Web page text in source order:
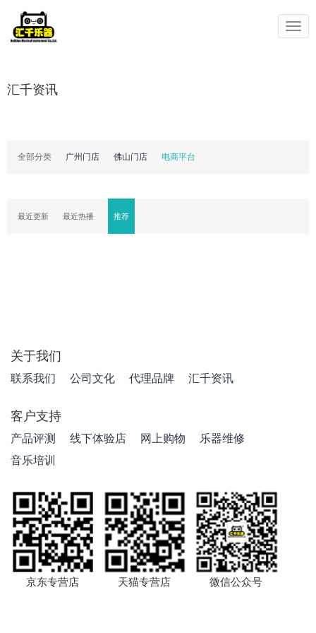
Toggle
汇千资讯
全部分类 广州门店 佛山门店 电商平台
最近更新 最近热播 推荐
关于我们
联系我们 公司文化 代理品牌 汇千资讯
客户支持
产品评测 线下体验店 网上购物
乐器维修
音乐培训
京东专营店 天猫专营店 微信公众号